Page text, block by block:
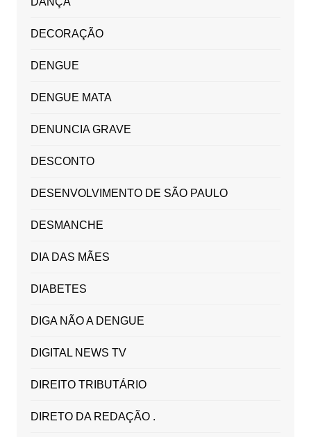
DECORAÇÃO
DENGUE
DENGUE MATA
DENUNCIA GRAVE
DESCONTO
DESENVOLVIMENTO DE SÃO PAULO
DESMANCHE
DIA DAS MÃES
DIABETES
DIGA NÃO A DENGUE
DIGITAL NEWS TV
DIREITO TRIBUTÁRIO
DIRETO DA REDAÇÃO .